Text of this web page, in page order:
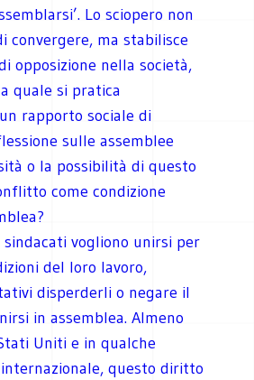
Lo sciopero non
convergere, ma stabilisce
opposizione nella società,
quale si pratica
rapporto sociale di
sulle assemblee
o la possibilità di questo
come condizione
sindacati vogliono unirsi per
del loro lavoro,
disperderli o negare il
in assemblea. Almeno
Uniti e in qualche
questo diritto